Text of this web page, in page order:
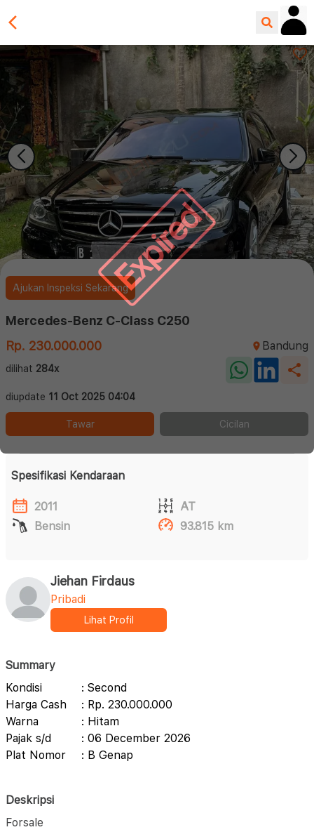
Expired
Ajukan Inspeksi Sekarang
Mercedes-Benz C-Class C250
Rp. 230.000.000
Bandung
dilihat 284x
diupdate 11 Oct 2025 04:04
Tawar Cicilan
Spesifikasi Kendaraan
2011
AT
Bensin
93.815 km
Jiehan Firdaus
Pribadi
Lihat Profil
Summary
Kondisi
: Second
Harga Cash
: Rp. 230.000.000
Warna
: Hitam
Pajak s/d
: 06 December 2026
Plat Nomor
: B Genap
Deskripsi
Forsale